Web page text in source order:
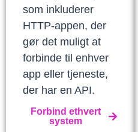
som inkluderer
HTTP-appen, der
gør det muligt at
forbinde til enhver
app eller tjeneste,
der har en API.
Forbind ethvert
system